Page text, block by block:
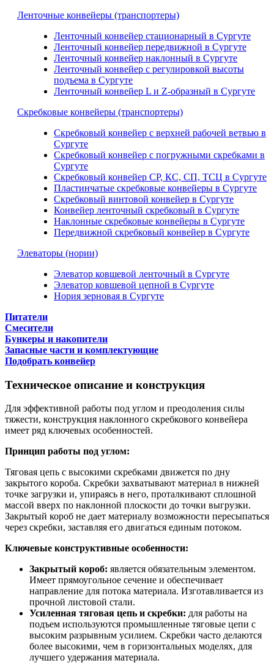
Ленточные конвейеры (транспортеры)
Ленточный конвейер стационарный в Сургуте
Ленточный конвейер передвижной в Сургуте
Ленточный конвейер наклонный в Сургуте
Ленточный конвейер с регулировкой высоты
подъема в Сургуте
Ленточный конвейер L и Z-образный в Сургуте
Скребковые конвейеры (транспортеры)
Скребковый конвейер с верхней рабочей ветвью в
Сургуте
Скребковый конвейер с погружными скребками в
Сургуте
Скребковый конвейер СР, КС, СП, ТСЦ в Сургуте
Пластинчатые скребковые конвейеры в Сургуте
Скребковый винтовой конвейер в Сургуте
Конвейер ленточный скребковый в Сургуте
Наклонные скребковые конвейеры в Сургуте
Передвижной скребковый конвейер в Сургуте
Элеваторы (нории)
Элеватор ковшевой ленточный в Сургуте
Элеватор ковшевой цепной в Сургуте
Нория зерновая в Сургуте
Питатели
Смесители
Бункеры и накопители
Запасные части и комплектующие
Подобрать конвейер
Техническое описание и конструкция
Для эффективной работы под углом и преодоления силы
тяжести, конструкция наклонного скребкового конвейера
имеет ряд ключевых особенностей.
Принцип работы под углом:
Тяговая цепь с высокими скребками движется по дну
закрытого короба. Скребки захватывают материал в нижней
точке загрузки и, упираясь в него, проталкивают сплошной
массой вверх по наклонной плоскости до точки выгрузки.
Закрытый короб не дает материалу возможности пересыпаться
через скребки, заставляя его двигаться единым потоком.
Ключевые конструктивные особенности:
Закрытый короб: является обязательным элементом.
Имеет прямоугольное сечение и обеспечивает
направление для потока материала. Изготавливается из
прочной листовой стали.
Усиленная тяговая цепь и скребки: для работы на
подъем используются промышленные тяговые цепи с
высоким разрывным усилием. Скребки часто делаются
более высокими, чем в горизонтальных моделях, для
лучшего удержания материала.